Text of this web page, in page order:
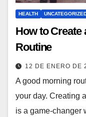
HEALTH
How to Create
Routine
12 DE ENERO DE
A good morning
your day. Creating
is a game-changer